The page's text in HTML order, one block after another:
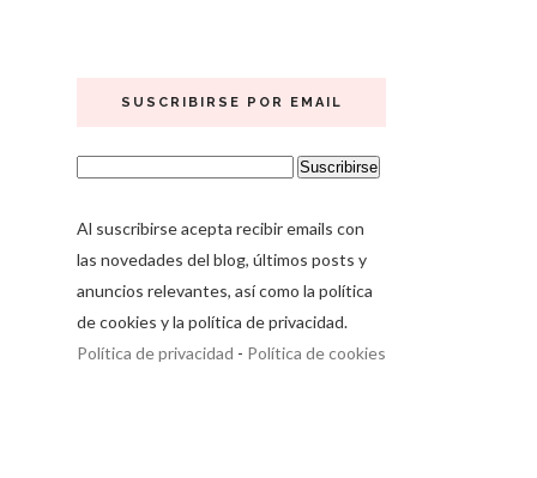
SUSCRIBIRSE POR EMAIL
Al suscribirse acepta recibir emails con
las novedades del blog, últimos posts y
anuncios relevantes, así como la política
de cookies y la política de privacidad.
Política de privacidad - Política de cookies